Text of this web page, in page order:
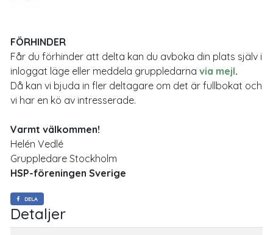
FÖRHINDER
Får du förhinder att delta kan du avboka din plats själv i
inloggat läge eller meddela gruppledarna via mejl.
Då kan vi bjuda in fler deltagare om det är fullbokat och
vi har en kö av intresserade.
Varmt välkommen!
Helén Vedlé
Gruppledare Stockholm
HSP-föreningen Sverige
DELA
Detaljer